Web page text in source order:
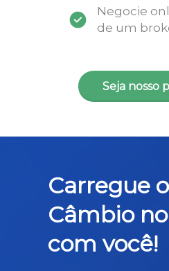
Negocie
de um
Seja nosso
Carregue
Câmbio
com você!